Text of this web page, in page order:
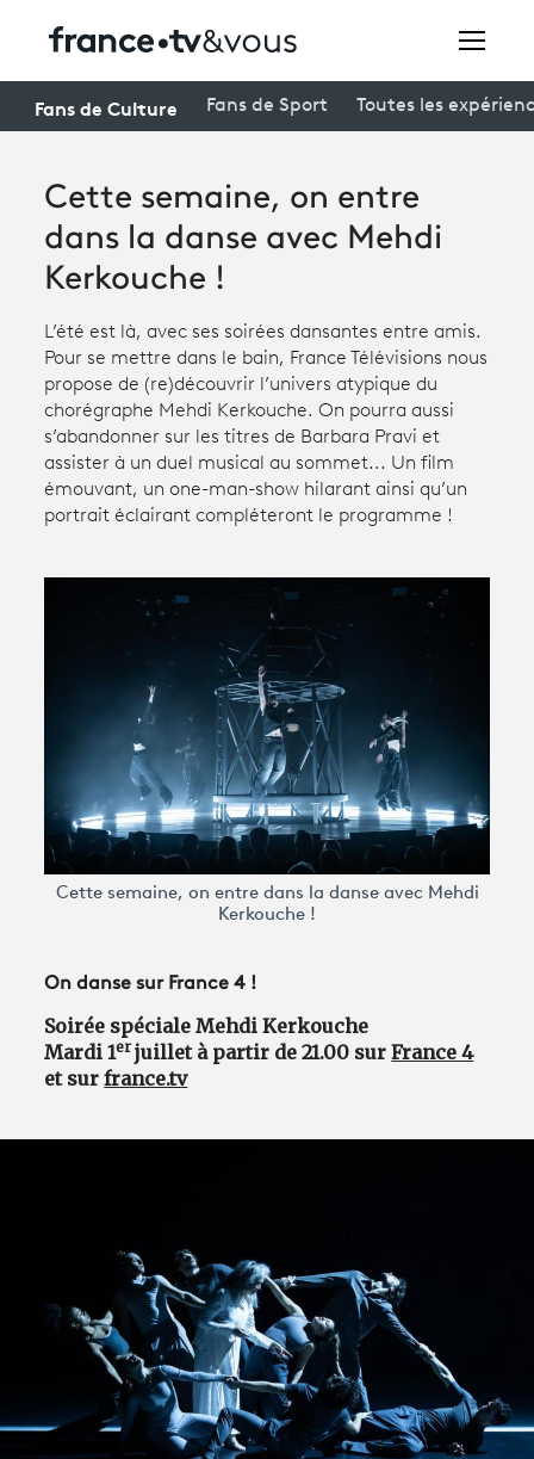
Avantages fidélité
Festivals
Creators
Participer et assister à une émission
À votre écoute
Productions et innovation
Programme tv
Fans de Culture Fans de Sport Toutes les
Cette semaine, on entre
dans la danse avec Mehdi
Kerkouche !
L’été est là, avec ses soirées dansantes entre amis.
Pour se mettre dans le bain, France Télévisions nous
propose de (re)découvrir l’univers atypique du
chorégraphe Mehdi Kerkouche. On pourra aussi
s’abandonner sur les titres de Barbara Pravi et
assister à un duel musical au sommet... Un film
émouvant, un one-man-show hilarant ainsi qu’un
portrait éclairant compléteront le programme !
Cette semaine, on entre dans la danse avec Mehdi
Kerkouche !
On danse sur France 4 !
Soirée spéciale Mehdi Kerkouche
Mardi 1erjuillet à partir de 21.00 surFrance 4
et surfrance.tv